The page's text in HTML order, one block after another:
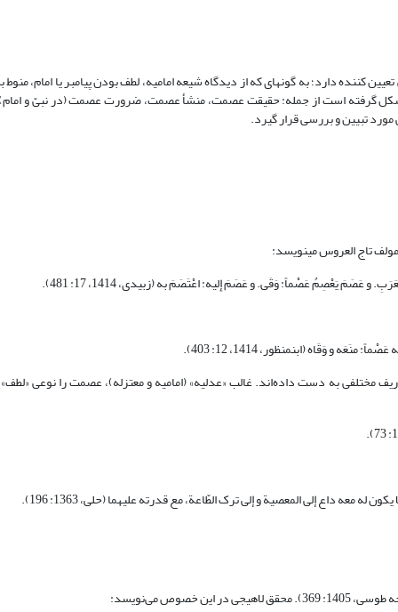
کننده دارد؛ به گونه‏ای که از دیدگاه شیعه امامیه، لطف بودن پیامبر یا امام،
عصمت، مباحث متنوعی شکل گرفته است از جمله: حقیقت عصمت، منشأ عصمت، ضرورت عصمت (در نبیّ و
تبیین و بررسی قرار گیرد.
تاج العروس می‏نویسد:
یَعْصِمُ عَصْماً: وَقَى. و عَصَمَ إِلیه: اعْتَصَمَ به (زبیدی، 1414، 17: 481).
وَقَاه (ابن‏منظور، 1414، 12: 403).
مختلفی به دست داده‌اند. غالب «عدلیه» (امامیه و معتزله)، عصمت را نوعی
معه داع إلى المعصیة و إلى ترک الطّاعة، مع قدرته علیهما (حلی، 1363: 196).
می‌نویسد: